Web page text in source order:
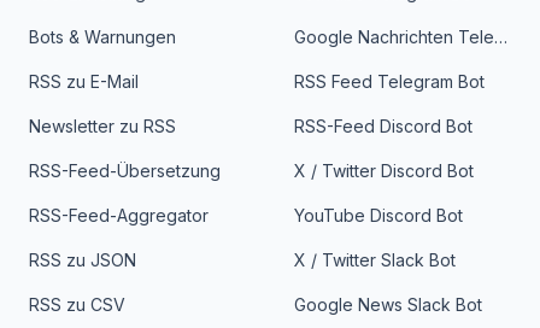
Bots & Warnungen
RSS zu E-Mail
Newsletter zu RSS
RSS-Feed-Übersetzung
RSS-Feed-Aggregator
RSS zu JSON
RSS zu CSV
Google Nachrichten Telegram Bot
RSS Feed Telegram Bot
RSS-Feed Discord Bot
X / Twitter Discord Bot
YouTube Discord Bot
X / Twitter Slack Bot
Google News Slack Bot